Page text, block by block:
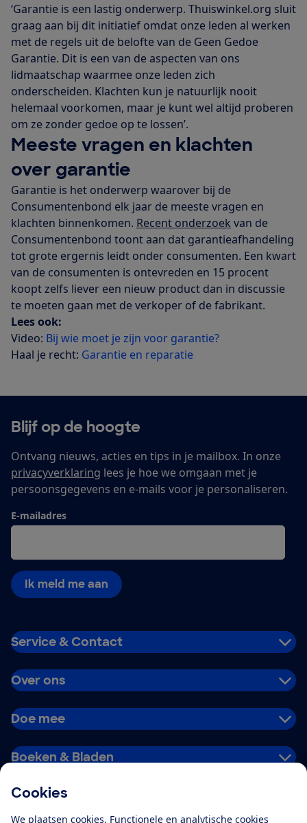
Cookies
We plaatsen cookies. Functionele en analytische cookies
‘Garantie is een lastig onderwerp. Thuiswinkel.org sluit
graag aan bij dit initiatief omdat onze leden al werken
met de regels uit de belofte van de Geen Gedoe
Garantie. Dit is een van de aspecten van ons
lidmaatschap waarmee onze leden zich
onderscheiden. Klachten kun je natuurlijk nooit
helemaal voorkomen, maar je kunt wel altijd proberen
om ze zonder gedoe op te lossen’.
Meeste vragen en klachten
over garantie
Garantie is het onderwerp waarover bij de
Consumentenbond elk jaar de meeste vragen en
klachten binnenkomen. Recent onderzoek van de
Consumentenbond toont aan dat garantieafhandeling
tot grote ergernis leidt onder consumenten. Een kwart
van de consumenten is ontevreden en 15 procent
koopt zelfs liever een nieuw product dan in discussie
te moeten gaan met de verkoper of de fabrikant.
Lees ook:
Video: Bij wie moet je zijn voor garantie?
Haal je recht: Garantie en reparatie
Blijf op de hoogte
Ontvang nieuws, acties en tips in je mailbox. In onze
privacyverklaring lees je hoe we omgaan met je
persoonsgegevens en e-mails voor je personaliseren.
E-mailadres
Ik meld me aan
Service & Contact
Over ons
Doe mee
Boeken & Bladen